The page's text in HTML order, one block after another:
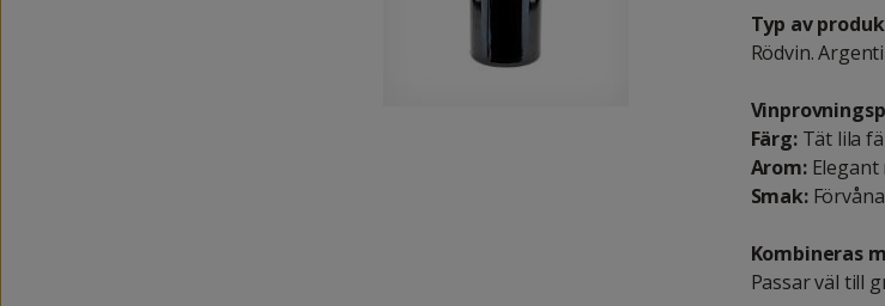
Typ av
Rödvin.
Färg:Tät lila
Arom:Elegant
Smak:
Kombineras
Passar väl till